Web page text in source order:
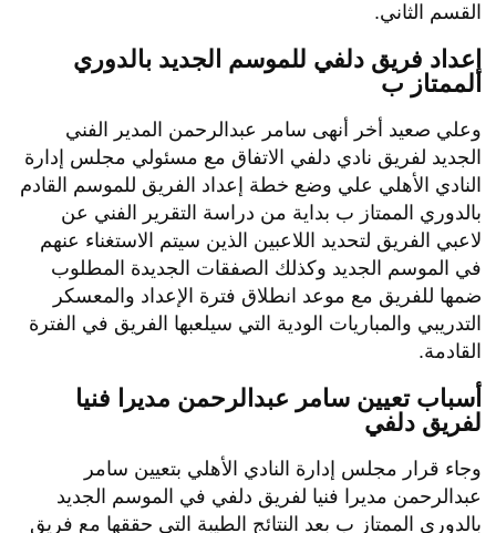
القسم الثاني.
إعداد فريق دلفي للموسم الجديد بالدوري
الممتاز ب
وعلي صعيد أخر أنهى سامر عبدالرحمن المدير الفني
الجديد لفريق نادي دلفي الاتفاق مع مسئولي مجلس إدارة
النادي الأهلي علي وضع خطة إعداد الفريق للموسم القادم
بالدوري الممتاز ب بداية من دراسة التقرير الفني عن
لاعبي الفريق لتحديد اللاعبين الذين سيتم الاستغناء عنهم
في الموسم الجديد وكذلك الصفقات الجديدة المطلوب
ضمها للفريق مع موعد انطلاق فترة الإعداد والمعسكر
التدريبي والمباريات الودية التي سيلعبها الفريق في الفترة
القادمة.
أسباب تعيين سامر عبدالرحمن مديرا فنيا
لفريق دلفي
وجاء قرار مجلس إدارة النادي الأهلي بتعيين سامر
عبدالرحمن مديرا فنيا لفريق دلفي في الموسم الجديد
بالدوري الممتاز ب بعد النتائج الطيبة التي حققها مع فريق